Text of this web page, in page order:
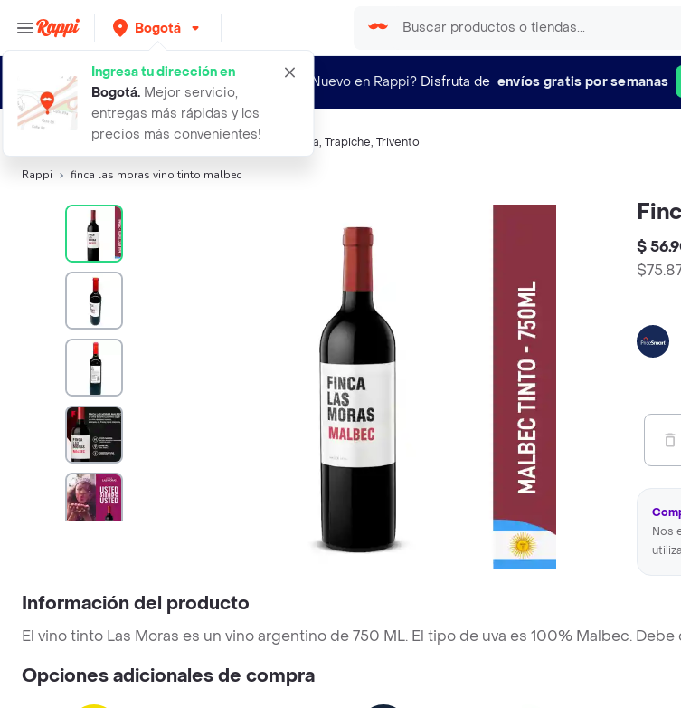
Bogotá
Ingresa tu dirección en
Bogotá. Mejor servicio,
entregas más rápidas y los
precios más convenientes!
¿Nuevo en Rappi? Disfruta de envíos gratis por semanas
Búsquedas relacionadas:Vino tinto,Las Moras Catena, Trapiche, Trivento
Rappi finca las moras vino tinto malbec
$
Nos
Información del producto
El vino tinto Las Moras es un vino argentino de 750 ML. El tipo de uva es 100% Malbec.
Opciones adicionales de compra